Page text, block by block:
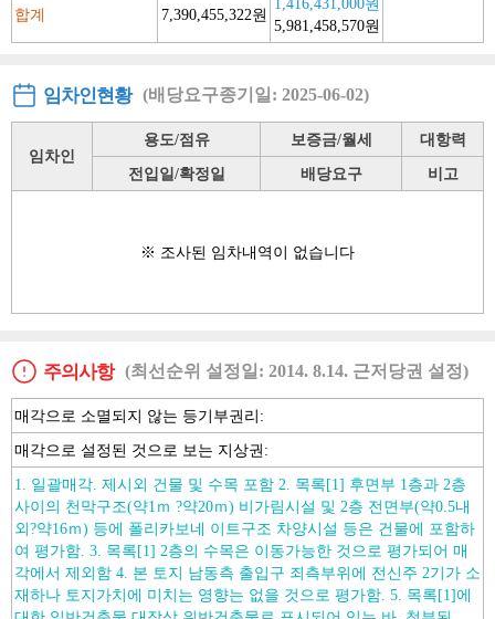
합계 7,390,455,322원
5,981,458,570원
임차인현황 (배당요구종기일: 2025-06-02)
임차인
용도/점유 보증금/월세
대항력
전입일/확정일
배당요구 비고
※ 조사된 임차내역이 없습니다
주의사항 (최선순위 설정일: 2014. 8.14. 근저당권 설정)
매각으로 소멸되지 않는 등기부권리:
매각으로 설정된 것으로 보는 지상권:
1. 일괄매각. 제시외 건물 및 수목 포함 2. 목록[1] 후면부 1층과 2층
사이의 천막구조(약1ｍ ?약20ｍ) 비가림시설 및 2층 전면부(약0.5내
외?약16ｍ) 등에 폴리카보네 이트구조 차양시설 등은 건물에 포함하
여 평가함. 3. 목록[1] 2층의 수목은 이동가능한 것으로 평가되어 매
각에서 제외함 4. 본 토지 남동측 출입구 죄측부위에 전신주 2기가 소
재하나 토지가치에 미치는 영향는 없을 것으로 평가함. 5. 목록[1]에